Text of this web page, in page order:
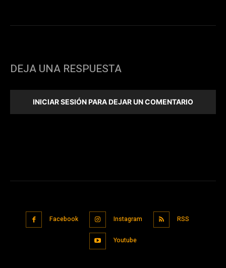
DEJA UNA RESPUESTA
INICIAR SESIÓN PARA DEJAR UN COMENTARIO
Facebook Instagram RSS
Youtube